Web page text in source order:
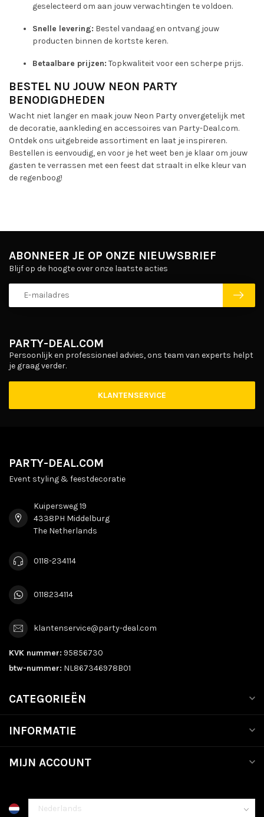
geselecteerd om aan jouw verwachtingen te voldoen.
Snelle levering: Bestel vandaag en ontvang jouw
producten binnen de kortste keren.
Betaalbare prijzen: Topkwaliteit voor een scherpe prijs.
BESTEL NU JOUW NEON PARTY
BENODIGDHEDEN
Wacht niet langer en maak jouw Neon Party onvergetelijk met
de decoratie, aankleding en accessoires van Party-Deal.com.
Ontdek ons uitgebreide assortiment en laat je inspireren.
Bestellen is eenvoudig, en voor je het weet ben je klaar om jouw
gasten te verrassen met een feest dat straalt in elke kleur van
de regenboog!
PARTY-DEAL.COM
Persoonlijk en professioneel advies, ons team van experts helpt
je graag verder.
KLANTENSERVICE
ABONNEER JE OP ONZE NIEUWSBRIEF
Blijf op de hoogte over onze laatste acties
PARTY-DEAL.COM
Event styling & feestdecoratie
Kuipersweg 19
4338PH Middelburg
The Netherlands
0118-234114
0118234114
klantenservice@party-deal.com
KVK nummer: 95856730
btw-nummer: NL867346978B01
CATEGORIEËN
INFORMATIE
MIJN ACCOUNT